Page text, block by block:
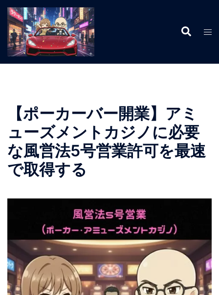
検
索
ト
【ポーカーバー開業】アミ
ューズメントカジノに必要
な風営法5号営業許可を最速
で取得する